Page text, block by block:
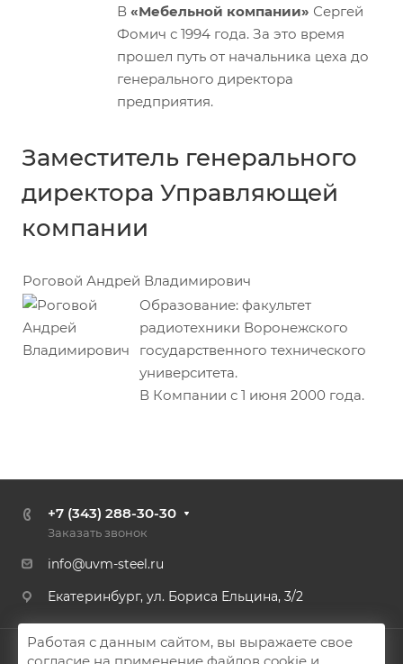
В «Мебельной компании» Сергей
Фомич с 1994 года. За это время
прошел путь от начальника цеха до
генерального директора
предприятия.
Заместитель генерального
директора Управляющей
компании
Роговой Андрей Владимирович
Образование: факультет
радиотехники Воронежского
государственного технического
университета.
В Компании с 1 июня 2000 года.
+7 (343) 288-30-30
Заказать звонок
info@uvm-steel.ru
Екатеринбург, ул. Бориса Ельцина, 3/2
© 2026 Аспро: Корпоративный сайт 3.0
Работая с данным сайтом, вы выражаете свое